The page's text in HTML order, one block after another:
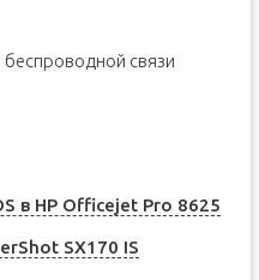
связи
в HP Officejet Pro 8625
SX170 IS